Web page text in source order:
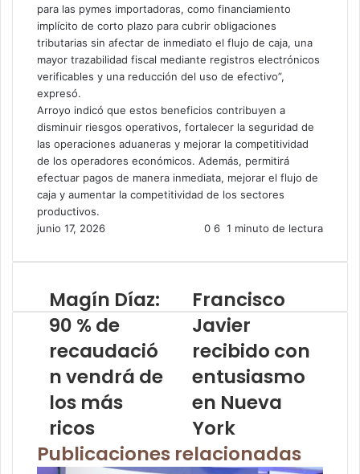
para las pymes importadoras, como financiamiento
implícito de corto plazo para cubrir obligaciones
tributarias sin afectar de inmediato el flujo de caja, una
mayor trazabilidad fiscal mediante registros electrónicos
verificables y una reducción del uso de efectivo”,
expresó.
Arroyo indicó que estos beneficios contribuyen a
disminuir riesgos operativos, fortalecer la seguridad de
las operaciones aduaneras y mejorar la competitividad
de los operadores económicos. Además, permitirá
efectuar pagos de manera inmediata, mejorar el flujo de
caja y aumentar la competitividad de los sectores
productivos.
junio 17, 2026
0 6 1 minuto de lectura
Magín Díaz:
90 % de
recaudació
n vendrá de
los más
ricos
Francisco
Javier
recibido con
entusiasmo
en Nueva
York
Publicaciones relacionadas